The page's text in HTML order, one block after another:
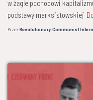
w żagle pochodowi
podstawy marksistowskiej
PrzezRevolutionary Communist